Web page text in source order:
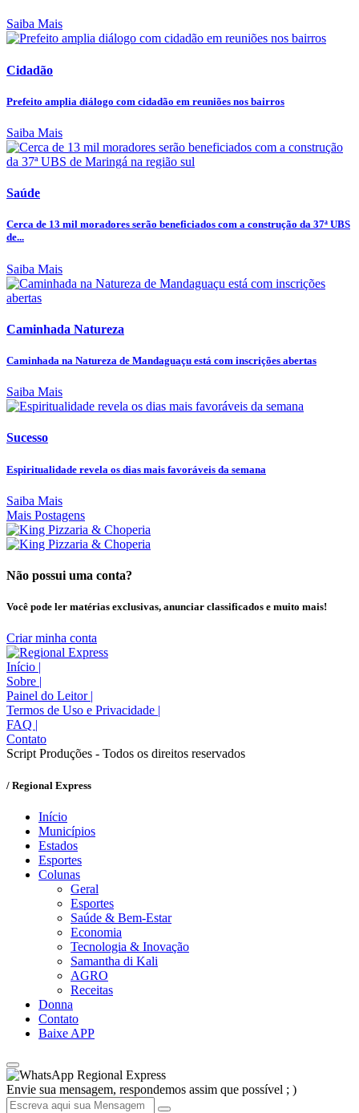
Saiba Mais
Cidadão
Prefeito amplia diálogo com cidadão em reuniões nos bairros
Saiba Mais
Saúde
Cerca de 13 mil moradores serão beneficiados com a construção da 37ª UBS
de...
Saiba Mais
Caminhada Natureza
Caminhada na Natureza de Mandaguaçu está com inscrições abertas
Saiba Mais
Sucesso
Espiritualidade revela os dias mais favoráveis da semana
Saiba Mais
Mais Postagens
Não possui uma conta?
Você pode ler matérias exclusivas, anunciar classificados e muito mais!
Criar minha conta
Início |
Sobre |
Painel do Leitor |
Termos de Uso e Privacidade |
FAQ |
Contato
Script Produções - Todos os direitos reservados
/ Regional Express
Início
Municípios
Estados
Esportes
Colunas
Geral
Esportes
Saúde & Bem-Estar
Economia
Tecnologia & Inovação
Samantha di Kali
AGRO
Receitas
Donna
Contato
Baixe APP
Regional Express
Envie sua mensagem, respondemos assim que possível ; )